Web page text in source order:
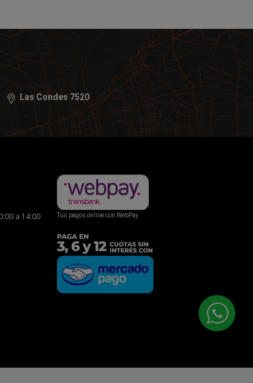
Las Condes 7520
a 14:00
Tus pagos online con WebPay